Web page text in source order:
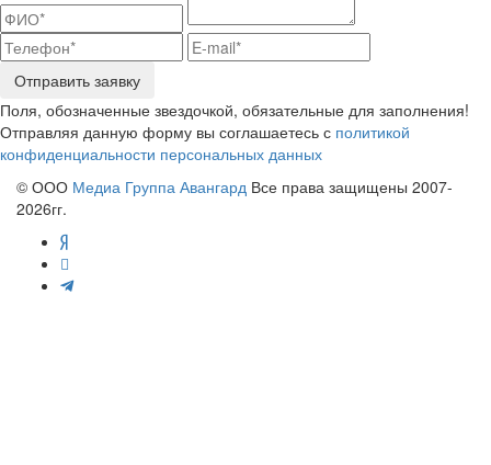
Отправить заявку
Поля, обозначенные звездочкой, обязательные для заполнения!
Отправляя данную форму вы соглашаетесь с политикой
конфиденциальности персональных данных
© ООО Медиа Группа Авангард Все права защищены 2007-
2026гг.